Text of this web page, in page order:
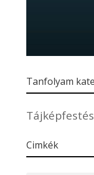
Tanfolyam
Tájképfestés
Cimkék